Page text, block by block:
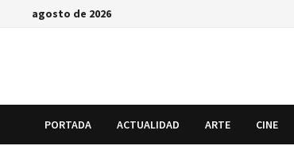
Saltaragosto de 2026
PORTADA ACTUALIDAD ARTE CINE